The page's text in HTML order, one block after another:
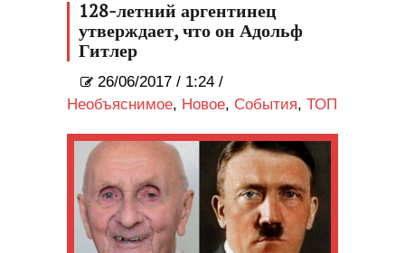
128-летний аргентинец
утверждает, что он Адольф
Гитлер
26/06/2017 / 1:24 /
Необъяснимое, Новое, События, ТОП